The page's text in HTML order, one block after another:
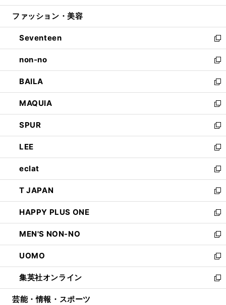
開
ウ
開
く
ン
ウ
で
開
く
ウ
ン
ド
ウ
で
開
く
ファッション・美容
Seventeen
新
し
い
ウ
ィ
ン
ド
ウ
で
開
く
non-no
新
し
い
ウ
ィ
ン
ド
ウ
で
開
く
BAILA
新
し
い
ウ
ィ
ン
ド
ウ
で
開
く
MAQUIA
新
し
い
ウ
ィ
ン
ド
ウ
で
開
く
SPUR
新
し
い
ウ
ィ
ン
ド
ウ
で
開
く
LEE
新
し
い
ウ
ィ
ン
ド
ウ
で
開
く
eclat
新
し
い
ウ
ィ
ン
ド
ウ
で
開
く
T JAPAN
新
し
い
ウ
ィ
ン
ド
ウ
で
開
HAPPY PLUS ONE
新
し
い
ウ
ィ
ン
ド
ウ
MEN'S NON-NO
新
し
い
ウ
ィ
ン
UOMO
新
し
い
ウ
集英社オンライン
新
し
芸能・情報・スポーツ